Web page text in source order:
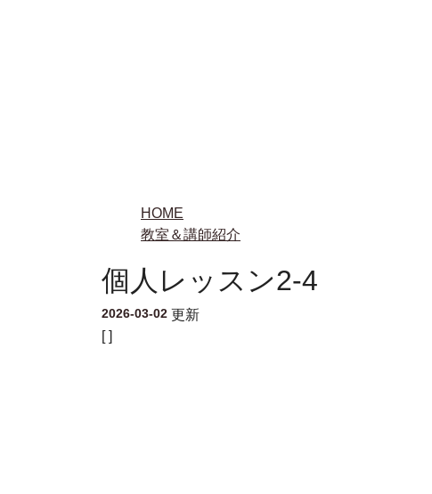
HOME
教室＆講師紹介
個人レッスン2-4
2026-03-02 更新
[ ]